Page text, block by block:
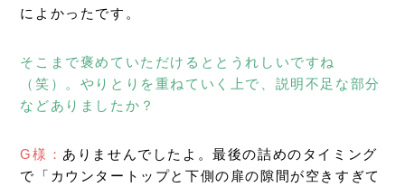
によかったです。
そこまで褒めていただけるととうれしいですね
（笑）。やりとりを重ねていく上で、説明不足な部分
などありましたか？
G様： ありませんでしたよ。最後の詰めのタイミング
で「カウンタートップと下側の扉の隙間が空きすぎて